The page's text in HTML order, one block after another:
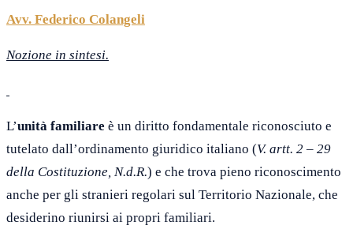
Avv. Federico Colangeli
Nozione in sintesi.
L’unità familiare è un diritto fondamentale riconosciuto e
tutelato dall’ordinamento giuridico italiano (V. artt. 2 – 29
della Costituzione, N.d.R.) e che trova pieno riconoscimento
anche per gli stranieri regolari sul Territorio Nazionale, che
desiderino riunirsi ai propri familiari.